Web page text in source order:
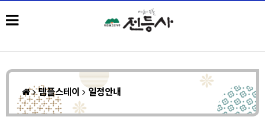
템플스테이 일정안내